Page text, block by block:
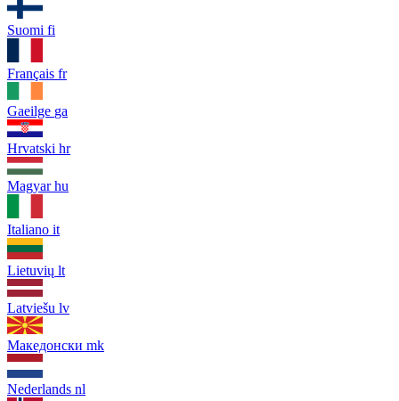
Suomi fi
Français fr
Gaeilge ga
Hrvatski hr
Magyar hu
Italiano it
Lietuvių lt
Latviešu lv
Македонски mk
Nederlands nl